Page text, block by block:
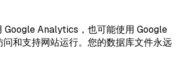
Google Analytics，也可能使用 Google
和支持网站运行。您的数据库文件永远